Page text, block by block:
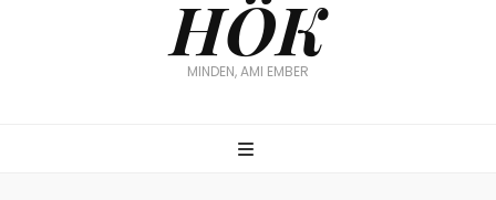
HÖK
MINDEN, AMI EMBER